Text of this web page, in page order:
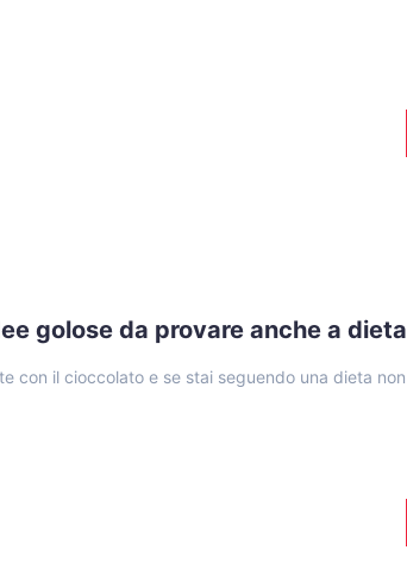
golose da provare anche a dieta
con il cioccolato e se stai seguendo una dieta non